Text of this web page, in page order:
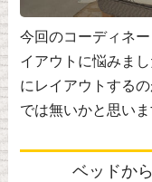
今回のコーディネ
イアウトに悩みま
にレイアウトする
では無いかと思いま
ベッドか